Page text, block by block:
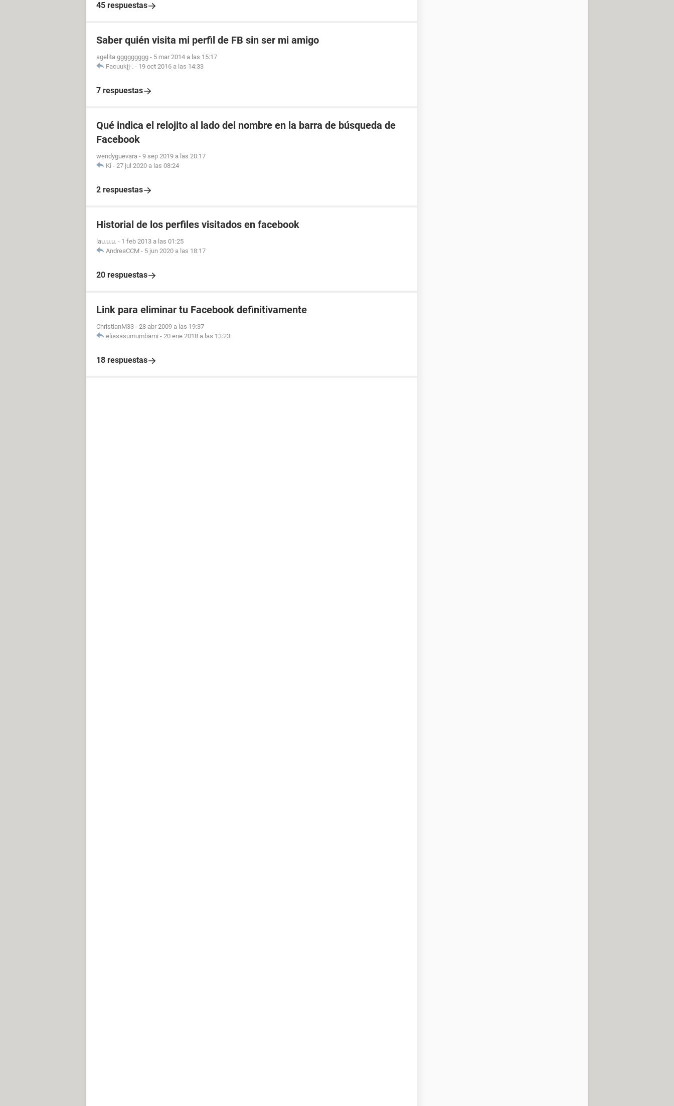
45 respuestas
Saber quién visita mi perfil de FB sin ser mi amigo
agelita ggggggggg - 5 mar 2014 a las 15:17
Facuukjj-. - 19 oct 2016 a las 14:33
7 respuestas
Qué indica el relojito al lado del nombre en la barra de búsqueda de
Facebook
wendyguevara - 9 sep 2019 a las 20:17
Ki - 27 jul 2020 a las 08:24
2 respuestas
Historial de los perfiles visitados en facebook
lau.u.u. - 1 feb 2013 a las 01:25
AndreaCCM - 5 jun 2020 a las 18:17
20 respuestas
Link para eliminar tu Facebook definitivamente
ChristianM33 - 28 abr 2009 a las 19:37
eliasasumumbami - 20 ene 2018 a las 13:23
18 respuestas